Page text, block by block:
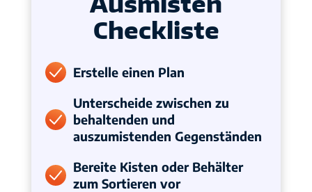
Checkliste
Erstelle einen Plan
Unterscheide zwischen zu
behaltenden und
auszumistenden Gegenständen
Bereite Kisten oder Behälter
zum Sortieren vor